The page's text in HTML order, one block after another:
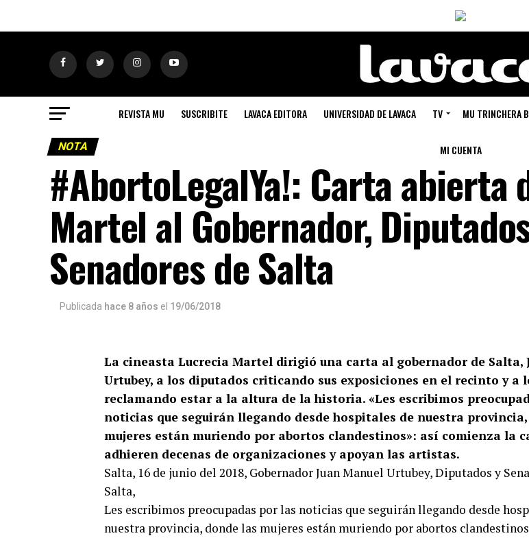
REVISTA MU SUSCRIBITE LAVACA EDITORA UNIVERSIDAD DE LAVACA TV MU TRINCHERA
MI CUENTA
NOTA
#AbortoLegalYa!: Carta abierta
Martel al Gobernador,
Senadores de Salta
Publicada hace 8 años el 19/06/2018
La cineasta Lucrecia Martel dirigió una carta al gobernador de Salta,
Urtubey, a los diputados criticando sus exposiciones en el recinto y a
reclamando estar a la altura de la historia. «Les escribimos
noticias que seguirán llegando desde hospitales de nuestra
mujeres están muriendo por abortos clandestinos»: así comienza la
adhieren decenas de organizaciones y apoyan las artistas.
Salta, 16 de junio del 2018, Gobernador Juan Manuel Urtubey, Diputados y
Salta,
Les escribimos preocupadas por las noticias que seguirán llegando desde
nuestra provincia, donde las mujeres están muriendo por abortos